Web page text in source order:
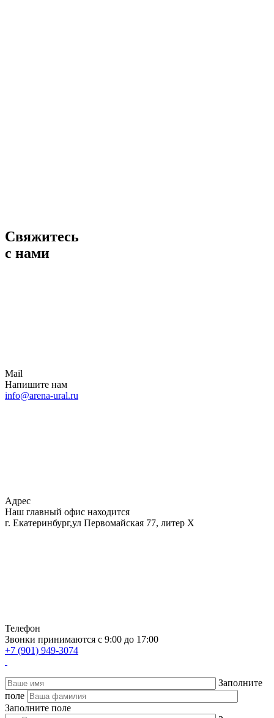
Свяжитесь
с нами
Mail
Напишите нам
info@arena-ural.ru
Адрес
Наш главный офис находится
г. Екатеринбург,ул Первомайская 77, литер Х
Телефон
Звонки принимаются с 9:00 до 17:00
+7 (901) 949-3074
Заполните
поле
Заполните поле